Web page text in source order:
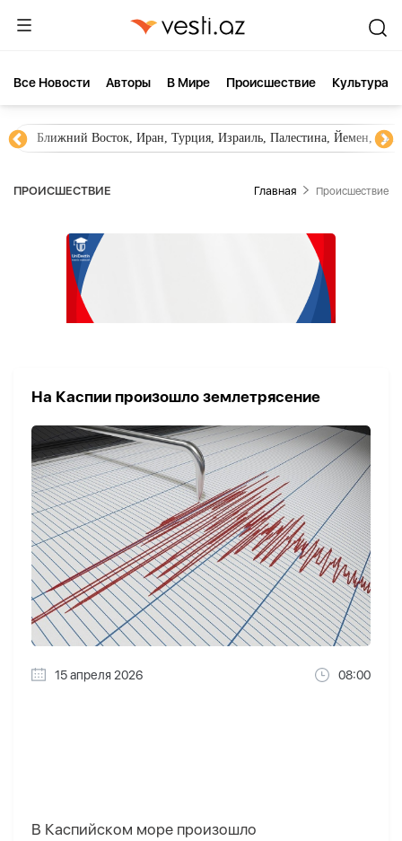
Все Новости Aвторы В Мире Происшествие Культура
Ближний Восток, Иран, Турция, Израиль, Палестина, Йемен,
ПРОИСШЕСТВИЕ Главная Происшествие
На Каспии произошло землетрясение
15 апреля 2026 08:00
В Каспийском море произошло